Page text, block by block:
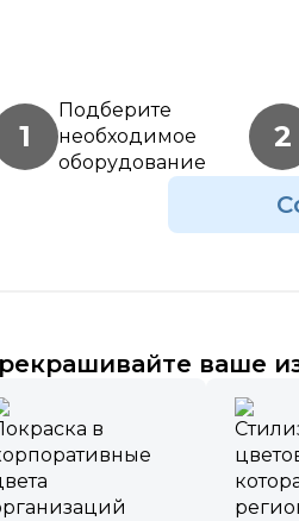
1
Подберите
необходимое
оборудование
2
ваше
в